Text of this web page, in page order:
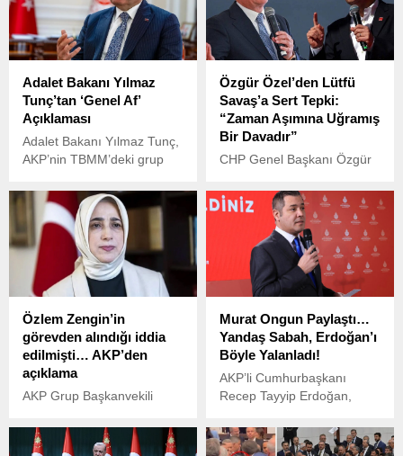
Adalet Bakanı Yılmaz
Tunç’tan ‘Genel Af’
Açıklaması
Adalet Bakanı Yılmaz Tunç,
AKP’nin TBMM’deki grup
gazetecilere açıklamalarda
bulundu.
Özgür Özel’den Lütfü
Savaş’a Sert Tepki:
“Zaman Aşımına Uğramış
Bir Davadır”
CHP Genel Başkanı Özgür
Genel Başkanı Ahmet
Davutoğlu’na
gerçekleştirdiği
iadeiziyaretinin ardından
gazetecilere açıklamalarda
bulundu.
Özlem Zengin’in
görevden alındığı iddia
edilmişti… AKP’den
açıklama
AKP Grup Başkanvekili
alındığı iddialarına AKP
Grup Başkanı Abdullah
Murat Ongun Paylaştı…
Yandaş Sabah, Erdoğan’ı
Böyle Yalanladı!
AKP’li Cumhurbaşkanı
Recep Tayyip Erdoğan,
yaptığı konuşmada, İstanbul
Büyükşehir Belediye (İBB)